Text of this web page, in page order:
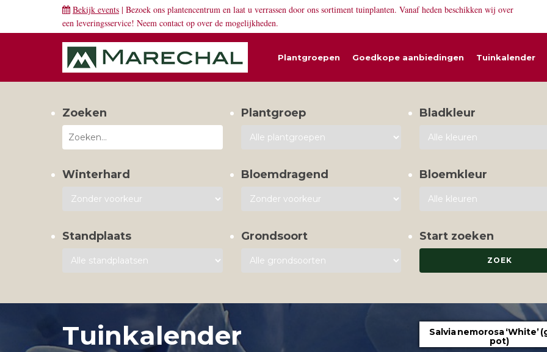
Bekijk events | Bezoek ons plantencentrum en laat u verrassen door ons sortiment tuinplanten. Vanaf heden beschikken wij over
een leveringsservice! Neem contact op over de mogelijkheden.
Plantgroepen Goedkope aanbiedingen Tuinkalender
Zoeken Plantgroep Bladkleur
Winterhard Bloemdragend Bloemkleur
Standplaats Grondsoort Start zoeken
Tuinkalender
Salvia nemorosa ‘White’
pot)